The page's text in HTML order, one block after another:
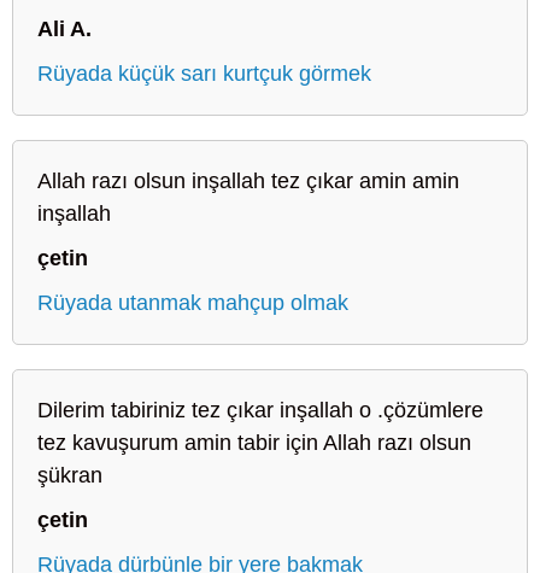
Ali A.
Rüyada küçük sarı kurtçuk görmek
Allah razı olsun inşallah tez çıkar amin amin
inşallah
çetin
Rüyada utanmak mahçup olmak
Dilerim tabiriniz tez çıkar inşallah o .çözümlere
tez kavuşurum amin tabir için Allah razı olsun
şükran
çetin
Rüyada dürbünle bir yere bakmak